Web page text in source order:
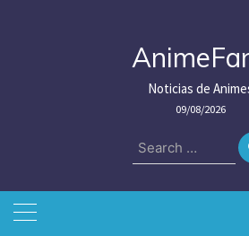
Noticias de
09/08/2026
Search
for: